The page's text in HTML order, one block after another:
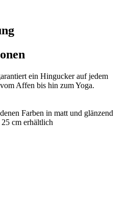
ein Hingucker auf jedem
Affen bis hin zum Yoga.
Farben in matt und glänzend
cm erhältlich